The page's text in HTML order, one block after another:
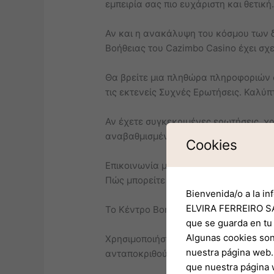
εμπειρία σας πιο ευχάριστη και θετική.
Αν και η ανακάλυψη του κόσμου των
Βοήθειας του Cazimbo Casino έχει
Θα βρείτε μια πληθώρα πληροφοριών
τις εκτενείς Συχνές Ερωτήσεις.
Αν έχετε συγκεκριμένες ερωτήσεις,
αναβαθμισμένη διάταξη σας
Επικοινωνία με τις επιλογές
Πώς μπορείτε απλά να
Το Κέντρο Βοήθειας του Καζίνο
Χρησιμοποιήστε τη λειτουργία
ανταποκριθούν στις ερωτήσεις σας
Cookies
Bienvenida/o a la
ELVIRA
que se guarda en
Algunas cookies
nuestra página
que nuestra página